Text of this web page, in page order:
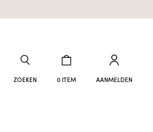
ZOEKEN 0 ITEM AANMELDEN